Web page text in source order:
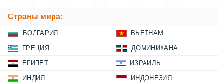
Страны мира:
БОЛГАРИЯ ВЬЕТНАМ
ГРЕЦИЯ ДОМИНИКАНА
ЕГИПЕТ ИЗРАИЛЬ
ИНДИЯ ИНДОНЕЗИЯ